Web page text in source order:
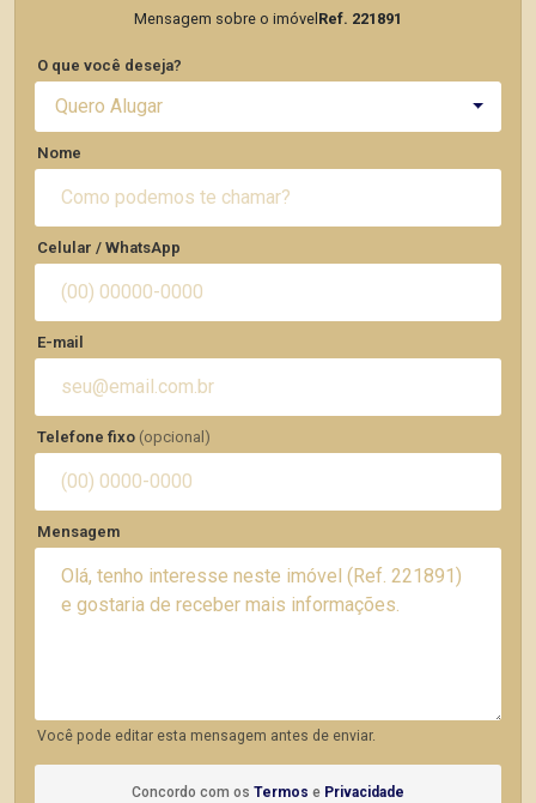
Mensagem sobre o imóvel Ref. 221891
O que você deseja?
Quero Alugar
Nome
Celular / WhatsApp
E-mail
Telefone fixo (opcional)
Mensagem
Você pode editar esta mensagem antes de enviar.
Concordo com os Termos e Privacidade